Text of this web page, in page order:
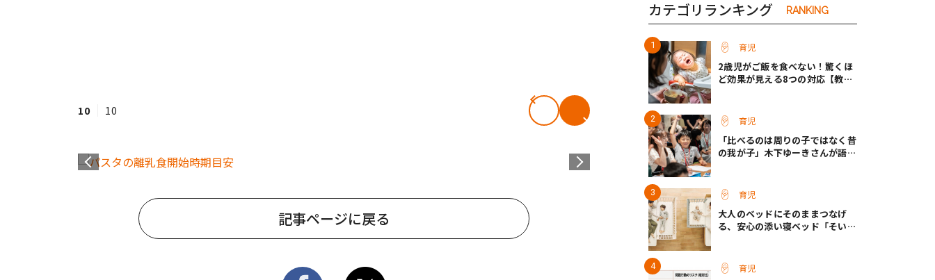
10 10
記事ページに戻る
カテゴリランキング RANKING
育児
2歳児がご飯を食べない！驚くほ
ど効果が見える8つの対応【教え
育児
「比べるのは周りの子ではなく昔
の我が子」木下ゆーきさんが語っ
育児
大人のベッドにそのままつなげ
る、安心の添い寝ベッド「そいね
育児